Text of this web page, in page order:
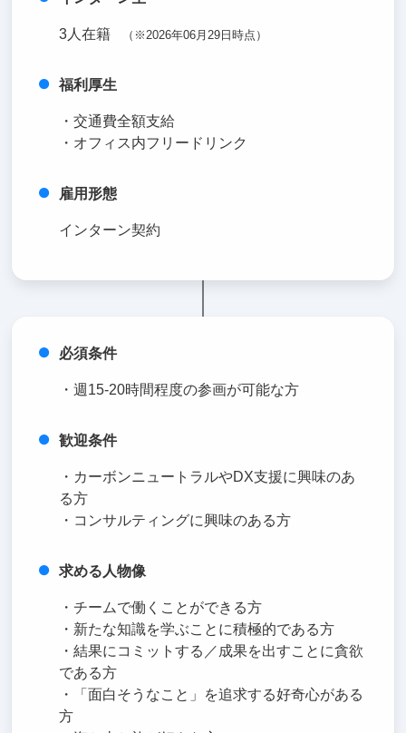
3人在籍 （※2026年06月29日時点）
福利厚生
・交通費全額支給
・オフィス内フリードリンク
雇用形態
インターン契約
必須条件
・週15-20時間程度の参画が可能な方
歓迎条件
・カーボンニュートラルやDX支援に興味のあ
る方
・コンサルティングに興味のある方
求める人物像
・チームで働くことができる方
・新たな知識を学ぶことに積極的である方
・結果にコミットする／成果を出すことに貪欲
である方
・「面白そうなこと」を追求する好奇心がある
方